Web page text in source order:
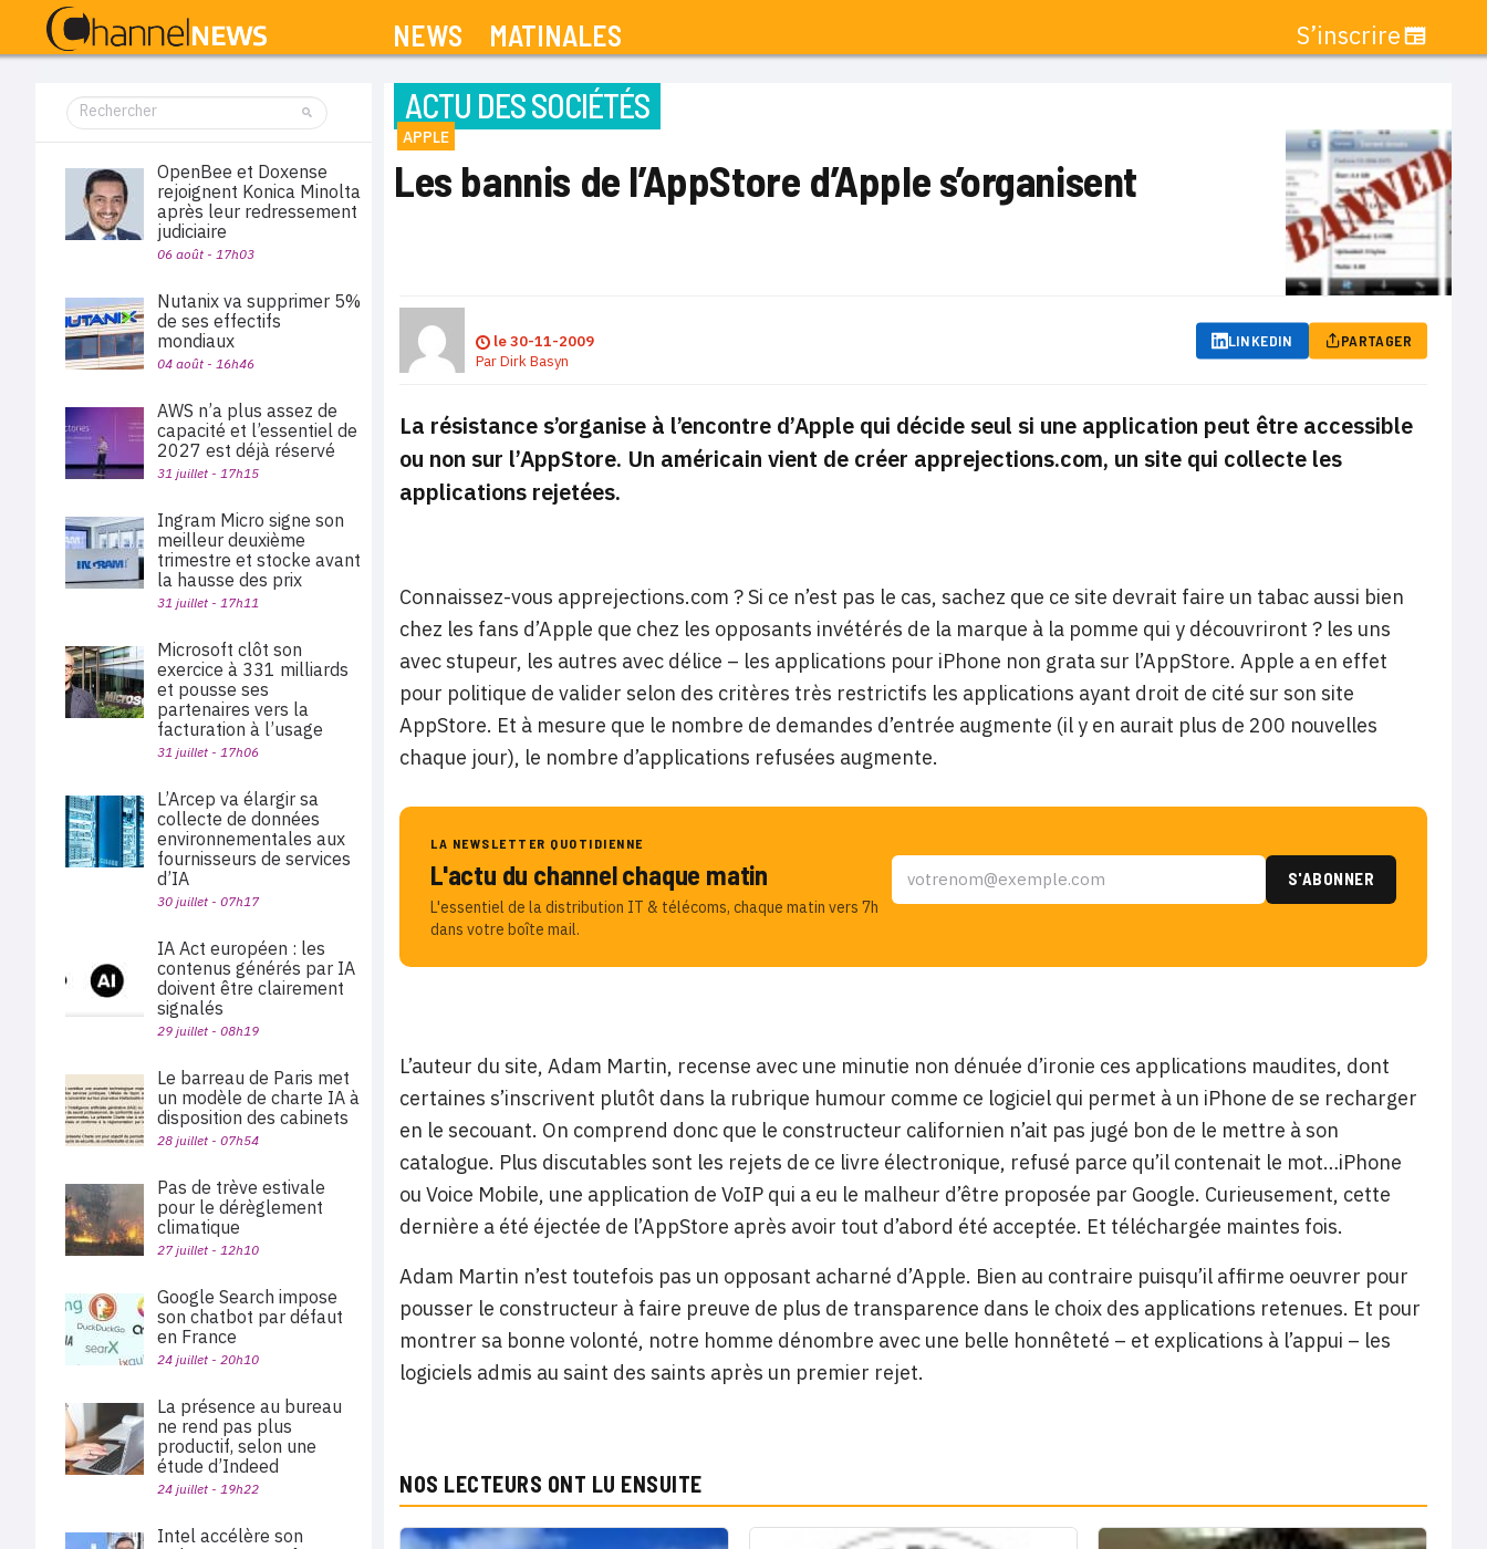
NEWS MATINALES S’inscrire
ACTU DES SOCIÉTÉS
APPLE
Les bannis de l’AppStore d’Apple s’organisent
le30-11-2009
ParDirk Basyn
LINKEDIN PARTAGER
La résistance s’organise à l’encontre d’Apple qui décide seul si une application peut être accessible
ou non sur l’AppStore. Un américain vient de créer apprejections.com, un site qui collecte les
applications rejetées.
Connaissez-vous apprejections.com ? Si ce n’est pas le cas, sachez que ce site devrait faire un tabac aussi bien
chez les fans d’Apple que chez les opposants invétérés de la marque à la pomme qui y découvriront ? les uns
avec stupeur, les autres avec délice – les applications pour iPhone non grata sur l’AppStore. Apple a en effet
pour politique de valider selon des critères très restrictifs les applications ayant droit de cité sur son site
AppStore. Et à mesure que le nombre de demandes d’entrée augmente (il y en aurait plus de 200 nouvelles
chaque jour), le nombre d’applications refusées augmente.
LA NEWSLETTER QUOTIDIENNE
L'actu du channel chaque matin
L'essentiel de la distribution IT & télécoms, chaque matin vers 7h
dans votre boîte mail.
L’auteur du site, Adam Martin, recense avec une minutie non dénuée d’ironie ces applications maudites, dont
certaines s’inscrivent plutôt dans la rubrique humour comme ce logiciel qui permet à un iPhone de se recharger
en le secouant. On comprend donc que le constructeur californien n’ait pas jugé bon de le mettre à son
catalogue. Plus discutables sont les rejets de ce livre électronique, refusé parce qu’il contenait le mot…iPhone
ou Voice Mobile, une application de VoIP qui a eu le malheur d’être proposée par Google. Curieusement, cette
dernière a été éjectée de l’AppStore après avoir tout d’abord été acceptée. Et téléchargée maintes fois.
Adam Martin n’est toutefois pas un opposant acharné d’Apple. Bien au contraire puisqu’il affirme oeuvrer pour
pousser le constructeur à faire preuve de plus de transparence dans le choix des applications retenues. Et pour
montrer sa bonne volonté, notre homme dénombre avec une belle honnêteté – et explications à l’appui – les
logiciels admis au saint des saints après un premier rejet.
NOS LECTEURS ONT LU ENSUITE
OpenBee et Doxense
rejoignent Konica Minolta
après leur redressement
judiciaire
06 août - 17h03
Nutanix va supprimer 5%
de ses effectifs
mondiaux
04 août - 16h46
AWS n’a plus assez de
capacité et l’essentiel de
2027 est déjà réservé
31 juillet - 17h15
Ingram Micro signe son
meilleur deuxième
trimestre et stocke avant
la hausse des prix
31 juillet - 17h11
Microsoft clôt son
exercice à 331 milliards
et pousse ses
partenaires vers la
facturation à l’usage
31 juillet - 17h06
L’Arcep va élargir sa
collecte de données
environnementales aux
fournisseurs de services
d’IA
30 juillet - 07h17
IA Act européen : les
contenus générés par IA
doivent être clairement
signalés
29 juillet - 08h19
Le barreau de Paris met
un modèle de charte IA à
disposition des cabinets
28 juillet - 07h54
Pas de trève estivale
pour le dérèglement
climatique
27 juillet - 12h10
Google Search impose
son chatbot par défaut
en France
24 juillet - 20h10
La présence au bureau
ne rend pas plus
productif, selon une
étude d’Indeed
24 juillet - 19h22
Intel accélère son